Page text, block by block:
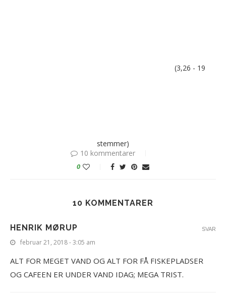
(3,26 - 19
stemmer)
10 kommentarer
0
10 KOMMENTARER
HENRIK MØRUP
februar 21, 2018 - 3:05 am
ALT FOR MEGET VAND OG ALT FOR FÅ FISKEPLADSER
OG CAFEEN ER UNDER VAND IDAG; MEGA TRIST.
SVAR